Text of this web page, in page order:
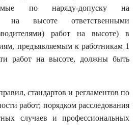
по наряду-допуску на
на высоте ответственными
работ на высоте) в
предъявляемым к работникам 1
работ на высоте, должны быть
стандартов и регламентов по
работ; порядком расследования
случаев и профессиональных